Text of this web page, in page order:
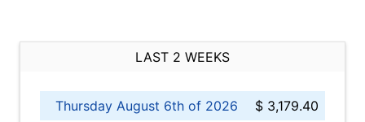
LAST 2 WEEKS
Thursday August 6th of 2026
$ 3,179.40